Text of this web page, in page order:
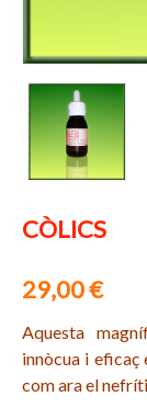
CÒLICS
29,00 €
Aquesta
innòcua i eficaç
com ara el